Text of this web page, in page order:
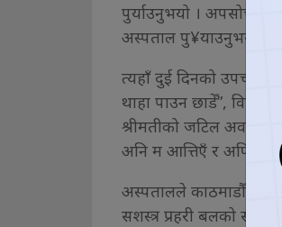
पुर्याउनुभयो । अपसोच
अस्पताल पु¥याउनुभयो ।
त्यहाँ दुई दिनको
थाहा पाउन छाडेँ”, विगत
श्रीमतीको जटिल
अनि म आत्तिएँ र अफिसमा
अस्पतालले काठमाडौँ
सशस्त्र प्रहरी बलको